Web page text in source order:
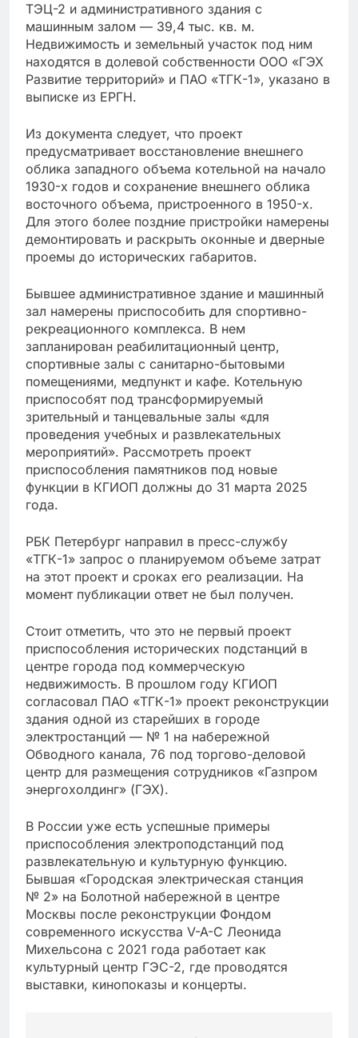
ТЭЦ-2 и административного здания с
машинным залом — 39,4 тыс. кв. м.
Недвижимость и земельный участок под ним
находятся в долевой собственности ООО «ГЭХ
Развитие территорий» и ПАО «ТГК-1», указано в
выписке из ЕРГН.
Из документа следует, что проект
предусматривает восстановление внешнего
облика западного объема котельной на начало
1930-х годов и сохранение внешнего облика
восточного объема, пристроенного в 1950-х.
Для этого более поздние пристройки намерены
демонтировать и раскрыть оконные и дверные
проемы до исторических габаритов.
Бывшее административное здание и машинный
зал намерены приспособить для спортивно-
рекреационного комплекса. В нем
запланирован реабилитационный центр,
спортивные залы с санитарно-бытовыми
помещениями, медпункт и кафе. Котельную
приспособят под трансформируемый
зрительный и танцевальные залы «для
проведения учебных и развлекательных
мероприятий». Рассмотреть проект
приспособления памятников под новые
функции в КГИОП должны до 31 марта 2025
года.
РБК Петербург направил в пресс-службу
«ТГК-1» запрос о планируемом объеме затрат
на этот проект и сроках его реализации. На
момент публикации ответ не был получен.
Стоит отметить, что это не первый проект
приспособления исторических подстанций в
центре города под коммерческую
недвижимость. В прошлом году КГИОП
согласовал ПАО «ТГК-1» проект реконструкции
здания одной из старейших в городе
электростанций — № 1 на набережной
Обводного канала, 76 под торгово-деловой
центр для размещения сотрудников «Газпром
энергохолдинг» (ГЭХ).
В России уже есть успешные примеры
приспособления электроподстанций под
развлекательную и культурную функцию.
Бывшая «Городская электрическая станция
№ 2» на Болотной набережной в центре
Москвы после реконструкции Фондом
современного искусства V-A-C Леонида
Михельсона с 2021 года работает как
культурный центр ГЭС-2, где проводятся
выставки, кинопоказы и концерты.